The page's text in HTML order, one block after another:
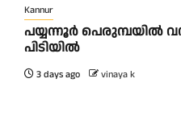
Kannur
പയ്യന്നൂർ പെരുമ്പയിൽ വൻ
പിടിയിൽ
3 days ago vinaya k